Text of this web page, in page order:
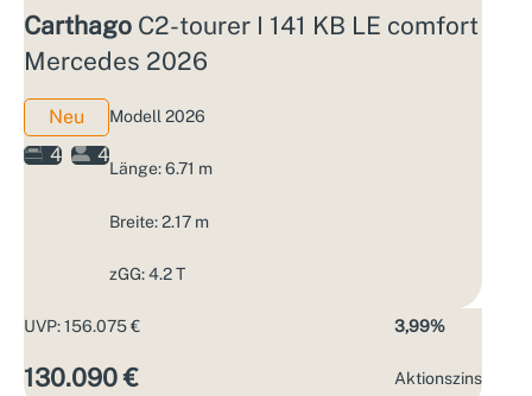
Carthago C2-tourer I 141 KB LE comfort
Mercedes 2026
Neu
4
4
Modell 2026
Länge: 6.71 m
Breite: 2.17 m
zGG: 4.2 T
UVP: 156.075 €
130.090 €
3,99%
Aktions­zins